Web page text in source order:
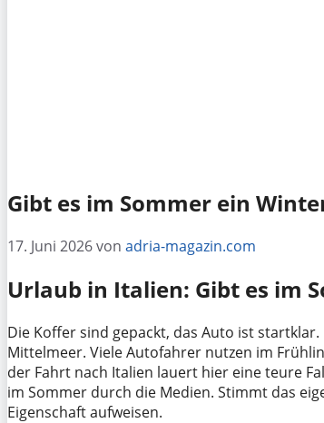
Gibt es im Sommer ein
17. Juni 2026von adria-magazin.com
Urlaub in Italien: Gibt es im
Die Koffer sind gepackt, das Auto ist
Mittelmeer. Viele Autofahrer nutzen im
der Fahrt nach Italien lauert hier eine teure
im Sommer durch die Medien. Stimmt das
Eigenschaft aufweisen.